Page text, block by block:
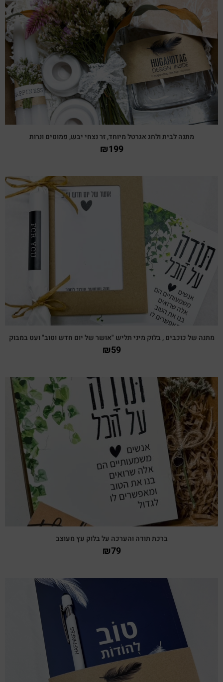
צפייה מהירה
מתנה לבית ולחג אגרטל מיוחד, זר נצחי יבש, פמוטים ונרות
₪199
מתנה של כוכבים , בלוק מיני תליש "אושר של יום חדש וטוב" ועט במבוק
₪59
צפייה מהירה
ברכת תודה והערכה על בלוק עץ מעוצב
₪79
צפייה מהירה